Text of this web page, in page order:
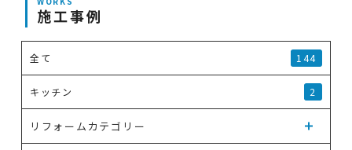
施工事例
全て 144
キッチン 2
リフォームカテゴリー